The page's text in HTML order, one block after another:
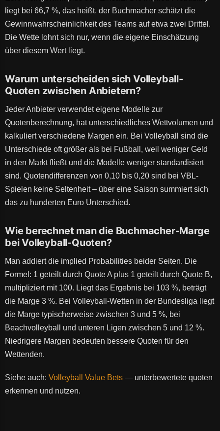
liegt bei 66,7 %, das heißt, der Buchmacher schätzt die
Gewinnwahrscheinlichkeit des Teams auf etwa zwei Drittel.
Die Wette lohnt sich nur, wenn die eigene Einschätzung
über diesem Wert liegt.
Warum unterscheiden sich Volleyball-
Quoten zwischen Anbietern?
Jeder Anbieter verwendet eigene Modelle zur
Quotenberechnung, hat unterschiedliches Wettvolumen und
kalkuliert verschiedene Margen ein. Bei Volleyball sind die
Unterschiede oft größer als bei Fußball, weil weniger Geld
in den Markt fließt und die Modelle weniger standardisiert
sind. Quotendifferenzen von 0,10 bis 0,20 sind bei VBL-
Spielen keine Seltenheit – über eine Saison summiert sich
das zu hunderten Euro Unterschied.
Wie berechnet man die Buchmacher-Marge
bei Volleyball-Quoten?
Man addiert die implied Probabilities beider Seiten. Die
Formel: 1 geteilt durch Quote A plus 1 geteilt durch Quote B,
multipliziert mit 100. Liegt das Ergebnis bei 103 %, beträgt
die Marge 3 %. Bei Volleyball-Wetten in der Bundesliga liegt
die Marge typischerweise zwischen 3 und 5 %, bei
Beachvolleyball und unteren Ligen zwischen 5 und 12 %.
Niedrigere Margen bedeuten bessere Quoten für den
Wettenden.
Siehe auch: Volleyball Value Bets — unterbewertete quoten
erkennen und nutzen.